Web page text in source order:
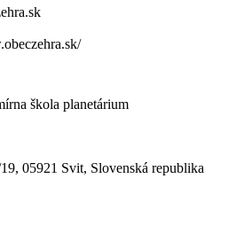
škola planetárium
05921 Svit, Slovenská republika